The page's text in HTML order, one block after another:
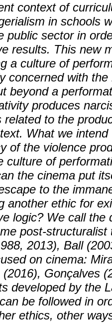
context of
in schools
public sector in
results. This new
a culture of
concerned with
beyond a
produces
related to the
What we
of the violence
culture of
the cinema put
to the
another ethic for
logic? We call the
post-
2013), Ball
on cinema:
(2016), Gonçalves
developed by the
be followed in
ethics, other